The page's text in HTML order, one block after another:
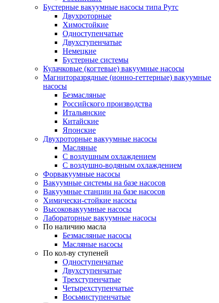
Бустерные вакуумные насосы типа Рутс
Двухроторные
Химостойкие
Одноступенчатые
Двухступенчатые
Немецкие
Бустерные системы
Кулачковые (когтевые) вакуумные насосы
Магниторазрядные (ионно-геттерные) вакуумные
насосы
Безмасляные
Российского производства
Итальянские
Китайские
Японские
Двухроторные вакуумные насосы
Масляные
C воздушным охлаждением
C воздушно-водяным охлаждением
Форвакуумные насосы
Вакуумные системы на базе насосов
Вакуумные станции на базе насосов
Химически-стойкие насосы
Высоковакуумные насосы
Лабораторные вакуумные насосы
По наличию масла
Безмасляные насосы
Масляные насосы
По кол-ву ступеней
Одноступенчатые
Двухступенчатые
Трехступенчатые
Четырехступенчатые
Восьмиступенчатые